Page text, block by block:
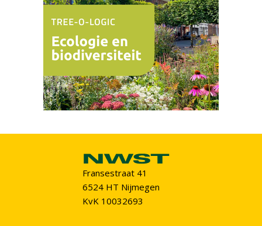
Fransestraat 41
6524 HT Nijmegen
KvK 10032693